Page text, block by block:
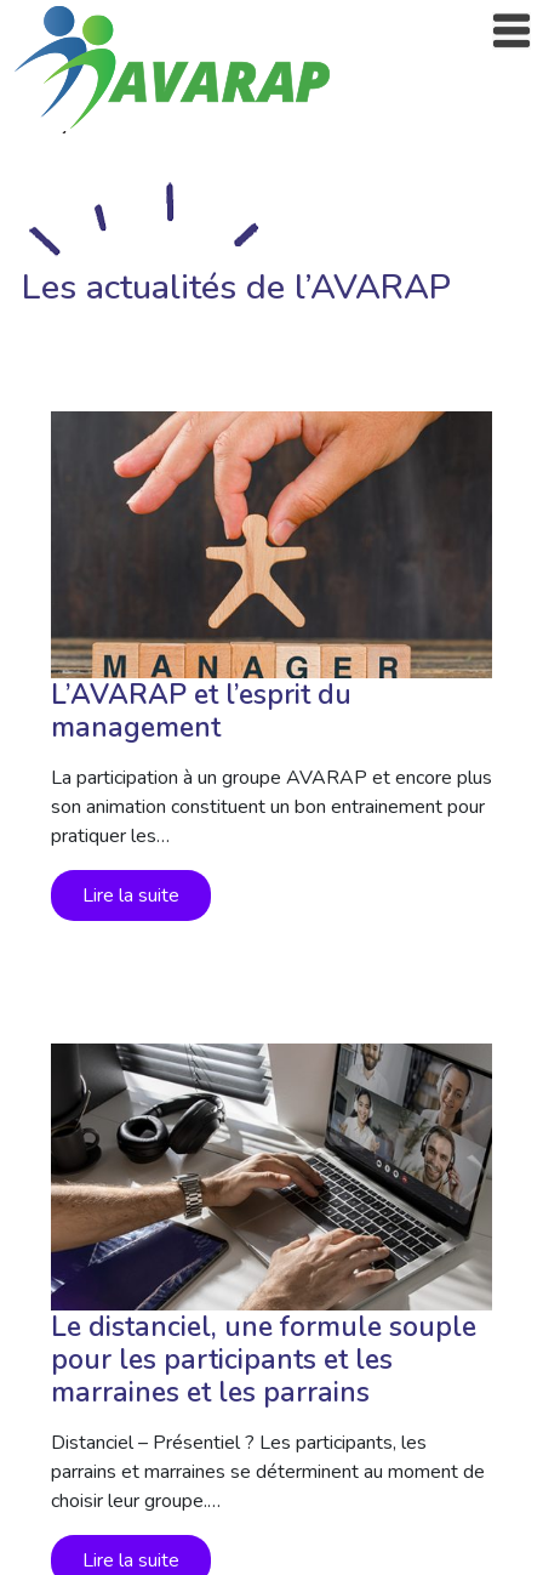
Les actualités de l’AVARAP
L’AVARAP et l’esprit du
management
La participation à un groupe AVARAP et encore plus
son animation constituent un bon entrainement pour
pratiquer les…
Lire la suite
Le distanciel, une formule souple
pour les participants et les
marraines et les parrains
Distanciel – Présentiel ? Les participants, les
parrains et marraines se déterminent au moment de
choisir leur groupe.…
Lire la suite